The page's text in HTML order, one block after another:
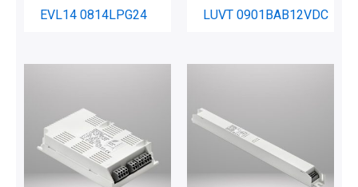
EVL14 0814LPG24 LUVT 0901BAB12VDC